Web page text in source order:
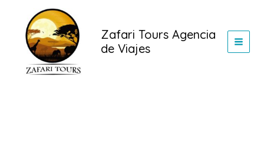
contenido
Zafari Tours Agencia
de Viajes